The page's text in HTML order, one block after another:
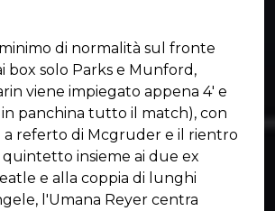
di normalità sul fronte
box solo Parks e Munford,
viene impiegato appena 4' e
panchina tutto il match), con
a referto di Mcgruder e il rientro
quintetto insieme ai due ex
e alla coppia di lunghi
l'Umana Reyer centra